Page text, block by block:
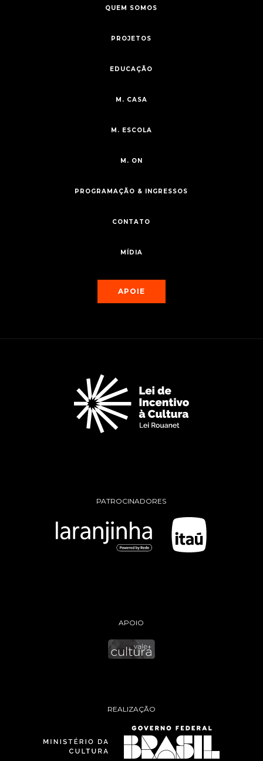
QUEM SOMOS
PROJETOS
EDUCAÇÃO
M. CASA
M. ESCOLA
M. ON
PROGRAMAÇÃO & INGRESSOS
CONTATO
MÍDIA
APOIE
PATROCINADORES
APOIO
REALIZAÇÃO